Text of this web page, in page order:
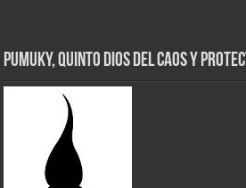
Pumuky, Quinto Dios del Caos y